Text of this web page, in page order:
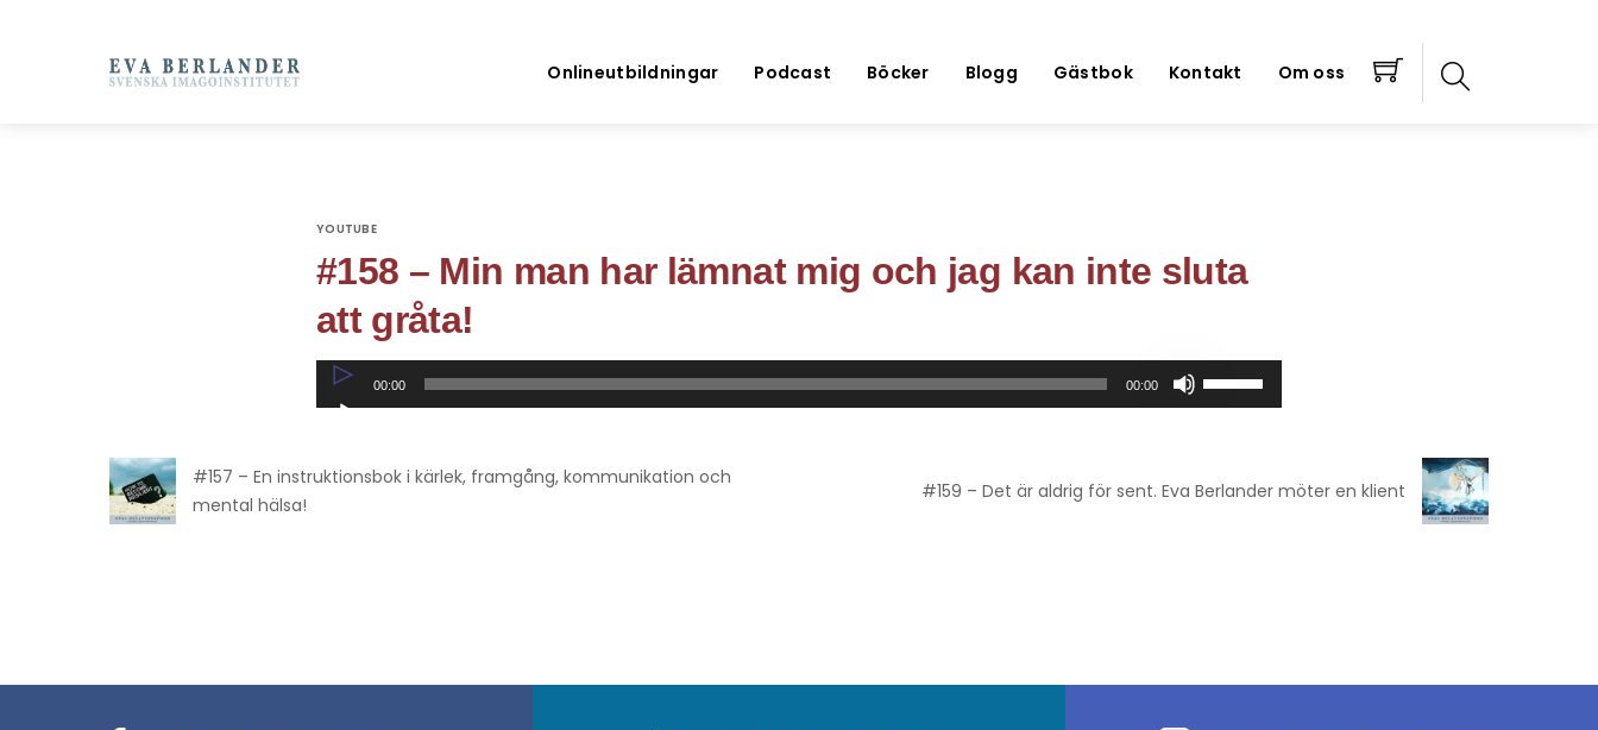
Onlineutbildningar Podcast Böcker Blogg Gästbok Kontakt Om oss
YOUTUBE
#158 – Min man har lämnat mig och jag kan inte sluta
att gråta!
Ljudspelare
00:00 00:00
att
#157 – En instruktionsbok i kärlek, framgång, kommunikation och
mental hälsa!
#159 – Det är aldrig för sent. Eva Berlander möter en klient